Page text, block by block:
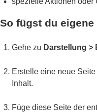
So fügst du
Gehe zu Darstellung >
Erstelle eine neue
Inhalt.
Füge diese Seite der